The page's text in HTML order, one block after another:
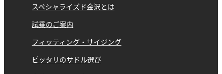
スペシャライズド金沢とは
試乗のご案内
フィッティング・サイジング
ピッタリのサドル選び